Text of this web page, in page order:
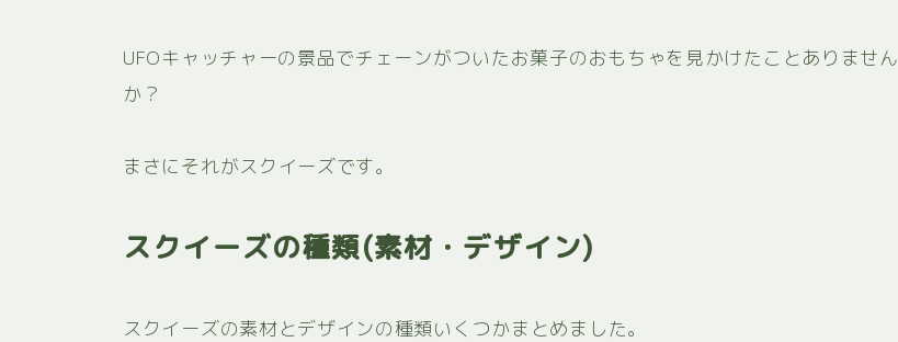
UFOキャッチャーの景品でチェーンがついたお菓子のおもちゃを見かけたことありません
か？
まさにそれがスクイーズです。
スクイーズの種類(素材・デザイン)
スクイーズの素材とデザインの種類いくつかまとめました。